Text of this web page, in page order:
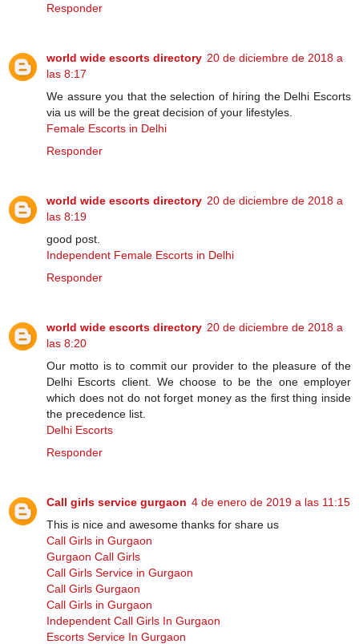
Responder
world wide escorts directory 20 de diciembre de 2018 a
las 8:17
We assure you that the selection of hiring the Delhi Escorts
via us will be the great decision of your lifestyles.
Female Escorts in Delhi
Responder
world wide escorts directory 20 de diciembre de 2018 a
las 8:19
good post.
Independent Female Escorts in Delhi
Responder
world wide escorts directory 20 de diciembre de 2018 a
las 8:20
Our motto is to commit our provider to the pleasure of the
Delhi Escorts client. We choose to be the one employer
which does not do not forget money as the first thing inside
the precedence list.
Delhi Escorts
Responder
Call girls service gurgaon 4 de enero de 2019 a las 11:15
This is nice and awesome thanks for share us
Call Girls in Gurgaon
Gurgaon Call Girls
Call Girls Service in Gurgaon
Call Girls Gurgaon
Call Girls in Gurgaon
Independent Call Girls In Gurgaon
Escorts Service In Gurgaon